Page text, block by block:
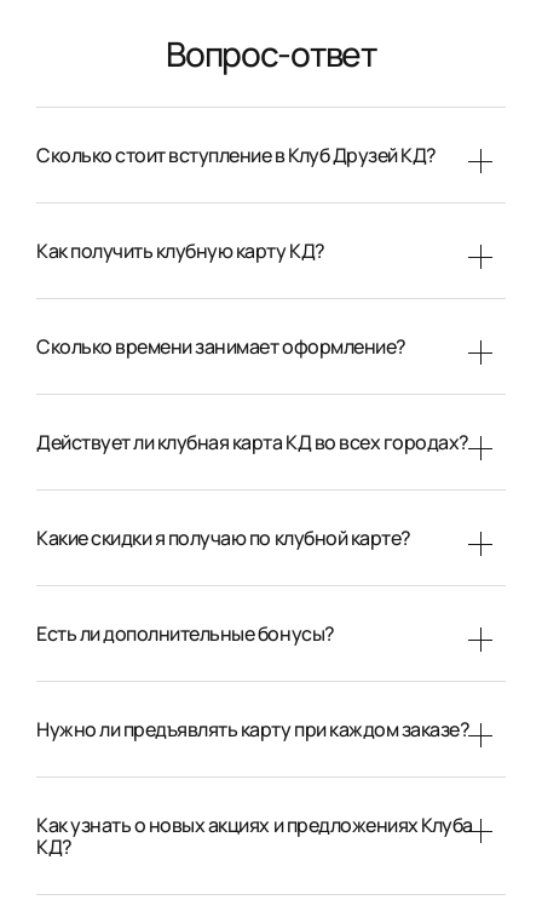
Вопрос-ответ
Сколько стоит вступление в Клуб Друзей КД?
Как получить клубную карту КД?
Сколько времени занимает оформление?
Действует ли клубная карта КД во всех городах?
Какие скидки я получаю по клубной карте?
Есть ли дополнительные бонусы?
Нужно ли предъявлять карту при каждом заказе?
Как узнать о новых акциях и предложениях Клуба
КД?